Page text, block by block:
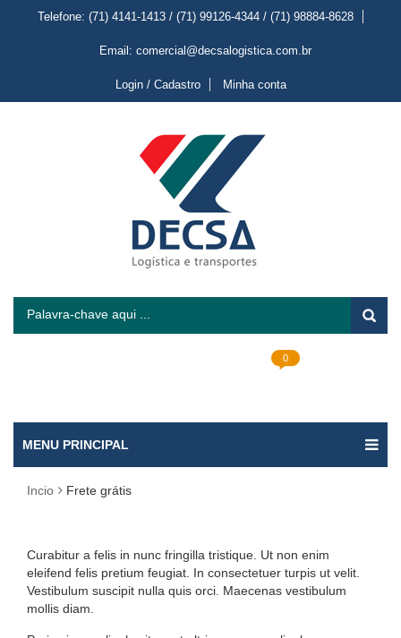
Telefone: (71) 4141-1413 / (71) 99126-4344 / (71) 98884-8628
Email: comercial@decsalogistica.com.br
Login / Cadastro Minha conta
0
MENU PRINCIPAL
Incio Frete grátis
GRÁTIS
Curabitur a felis in nunc fringilla tristique. Ut non enim
eleifend felis pretium feugiat. In consectetuer turpis ut velit.
Vestibulum suscipit nulla quis orci. Maecenas vestibulum
mollis diam.